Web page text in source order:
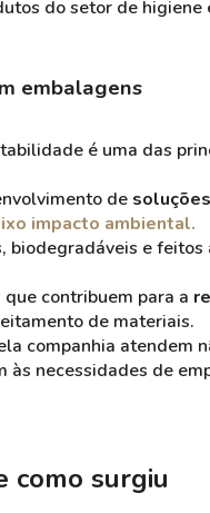
do setor de higiene
embalagens
é uma das
de
impacto ambiental.
biodegradáveis e
contribuem para a
de materiais.
companhia atendem
às necessidades de
como surgiu